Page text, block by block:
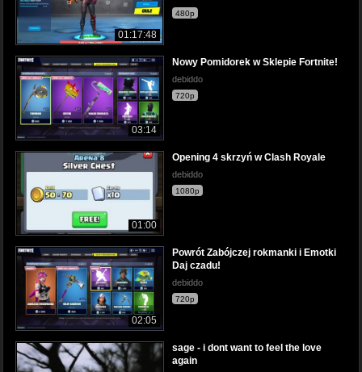
01:17:48
480p
03:14
Nowy Pomidorek w Sklepie Fortnite!
debiddo
720p
01:00
Opening 4 skrzyń w Clash Royale
debiddo
1080p
02:05
Powrót Zabójczej rokmanki i Emotki
Daj czadu!
debiddo
720p
sage - i dont want to feel the love
again